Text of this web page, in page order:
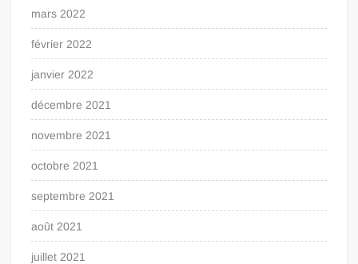
mars 2022
février 2022
janvier 2022
décembre 2021
novembre 2021
octobre 2021
septembre 2021
août 2021
juillet 2021